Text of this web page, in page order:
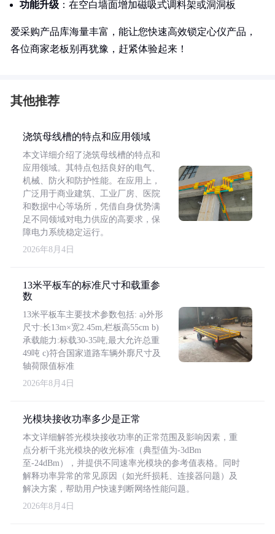
功能升级 ：在空白墙面增加磁吸式调料架或洞洞板
爱采购产品库海量丰富，能让您快速高效锁定心仪产品，
各位商家老板别再犹豫，赶紧体验起来！
其他推荐
浇筑母线槽的特点和应用领域
本文详细介绍了浇筑母线槽的特点和
应用领域。其特点包括良好的电气、
机械、防火和防护性能。在应用上，
广泛用于商业建筑、工业厂房、医院
和数据中心等场所，凭借自身优势满
足不同领域对电力供应的高要求，保
障电力系统稳定运行。
2026年8月4日
13米平板车的标准尺寸和载重参
数
13米平板车主要技术参数包括: a)外形
尺寸:长13m×宽2.45m,栏板高55cm b)
承载能力:标载30-35吨,最大允许总重
49吨 c)符合国家道路车辆外廓尺寸及
轴荷限值标准
2026年8月4日
光模块接收功率多少是正常
本文详细解答光模块接收功率的正常范围及影响因素，重
点分析千兆光模块的收光标准（典型值为-3dBm
至-24dBm），并提供不同速率光模块的参考值表格。同时
解释功率异常的常见原因（如光纤损耗、连接器问题）及
解决方案，帮助用户快速判断网络性能问题。
2026年8月4日